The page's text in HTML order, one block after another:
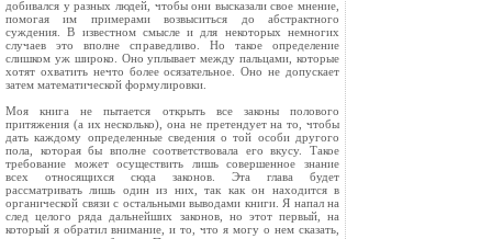
добивался у разных людей, чтобы они высказали свое мнение,
помогая им примерами возвыситься до абстрактного
суждения. В известном смысле и для некоторых немногих
случаев это вполне справедливо. Но такое определение
слишком уж широко. Оно уплывает между пальцами, которые
хотят охватить нечто более осязательное. Оно не допускает
затем математической формулировки.
Моя книга не пытается открыть все законы полового
притяжения (а их несколько), она не претендует на то, чтобы
дать каждому определенные сведения о той особи другого
пола, которая бы вполне соответствовала его вкусу. Такое
требование может осуществить лишь совершенное знание
всех относящихся сюда законов. Эта глава будет
рассматривать лишь один из них, так как он находится в
органической связи с остальными выводами книги. Я напал на
след целого ряда дальнейших законов, но этот первый, на
который я обратил внимание, и то, что я могу о нем сказать,